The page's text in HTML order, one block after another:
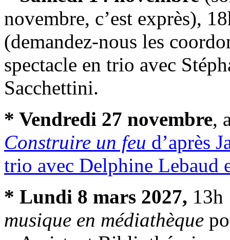
novembre, c’est exprès),
(demandez-nous les
spectacle en trio avec
Sacchettini.
* Vendredi 27 novembre,
Construire un feu d’après
trio avec Delphine Lebaud
* Lundi 8 mars 2027, 13h
musique en médiathèque